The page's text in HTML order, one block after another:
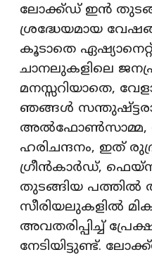
ലോക്ക്ഡ് ഇന്‍
ശ്രദ്ധേയമായ
കൂടാതെ
ചാനലുകളിലെ
മനസ്സറിയാതെ,
ഞങ്ങള്‍
അല്‍ഫോണ്‍സാമ്മ,
ഹരിചന്ദനം, ഇത്
ഗ്രീന്‍കാര്‍ഡ്,
തുടങ്ങിയ പത്തില്‍
സീരിയലുകളില്‍
അവതരിപ്പിച്ച്
നേടിയിട്ടുണ്ട്.